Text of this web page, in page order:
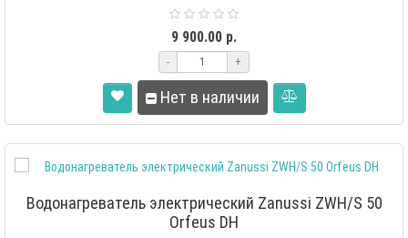
9 900.00 р.
- +
Нет в наличии
Водонагреватель электрический Zanussi ZWH/S 50
Orfeus DH